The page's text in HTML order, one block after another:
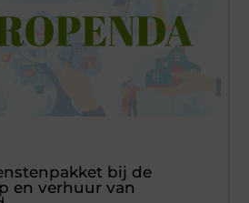
bij de
en verhuur van